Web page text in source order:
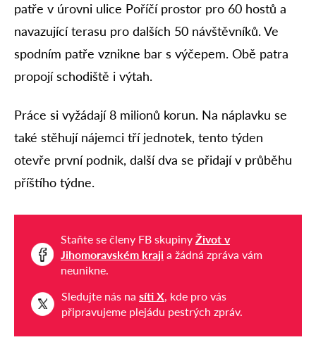
patře v úrovni ulice Poříčí prostor pro 60 hostů a
navazující terasu pro dalších 50 návštěvníků. Ve
spodním patře vznikne bar s výčepem. Obě patra
propojí schodiště i výtah.
Práce si vyžádají 8 milionů korun. Na náplavku se
také stěhují nájemci tří jednotek, tento týden
otevře první podnik, další dva se přidají v průběhu
příštího týdne.
Staňte se členy FB skupiny Život v
Jihomoravském kraji a žádná zpráva vám
neunikne.
Sledujte nás na síti X, kde pro vás
připravujeme plejádu pestrých zpráv.